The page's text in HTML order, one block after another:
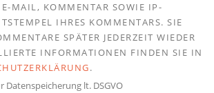
MAIL, KOMMENTAR SOWIE IP-
IHRES KOMMENTARS. SIE
SPÄTER JEDERZEIT WIEDER
INFORMATIONEN FINDEN SIE IN
.
Datenspeicherung lt. DSGVO